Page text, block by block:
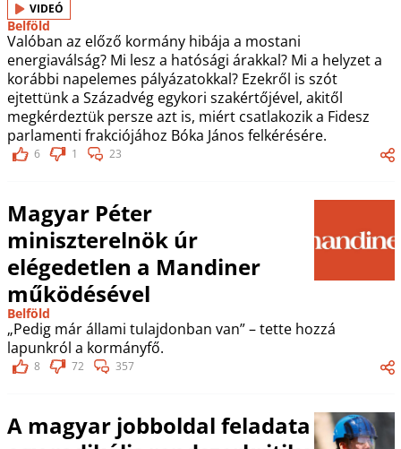
VIDEÓ
Belföld
Valóban az előző kormány hibája a mostani
energiaválság? Mi lesz a hatósági árakkal? Mi a helyzet a
korábbi napelemes pályázatokkal? Ezekről is szót
ejtettünk a Századvég egykori szakértőjével, akitől
megkérdeztük persze azt is, miért csatlakozik a Fidesz
parlamenti frakciójához Bóka János felkérésére.
6 1 23
Magyar Péter
miniszterelnök úr
elégedetlen a Mandiner
működésével
Belföld
„Pedig már állami tulajdonban van” – tette hozzá
lapunkról a kormányfő.
8 72 357
A magyar jobboldal feladata